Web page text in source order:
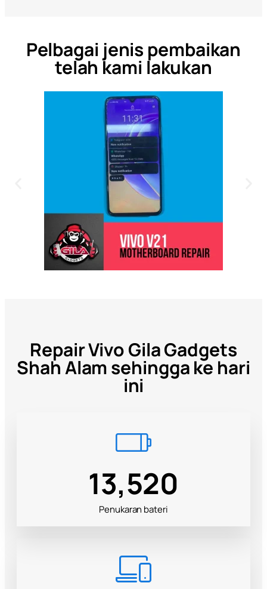
Pelbagai jenis pembaikan
telah kami lakukan
Repair Vivo Gila Gadgets
Shah Alam sehingga ke hari
ini
17,852
Penukaran bateri